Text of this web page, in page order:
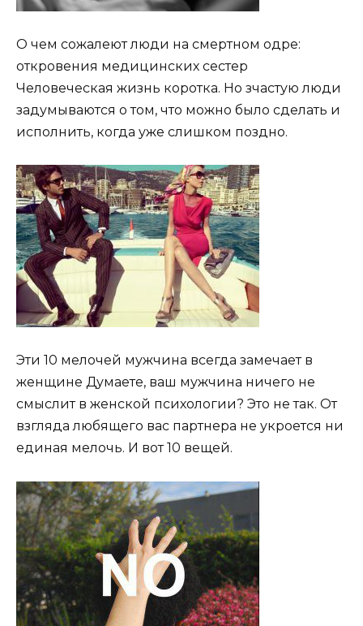
О чем сожалеют люди на смертном одре:
откровения медицинских сестер
Человеческая жизнь коротка. Но зчастую люди
задумываются о том, что можно было сделать и
исполнить, когда уже слишком поздно.
Эти 10 мелочей мужчина всегда замечает в
женщине Думаете, ваш мужчина ничего не
смыслит в женской психологии? Это не так. От
взгляда любящего вас партнера не укроется ни
единая мелочь. И вот 10 вещей.